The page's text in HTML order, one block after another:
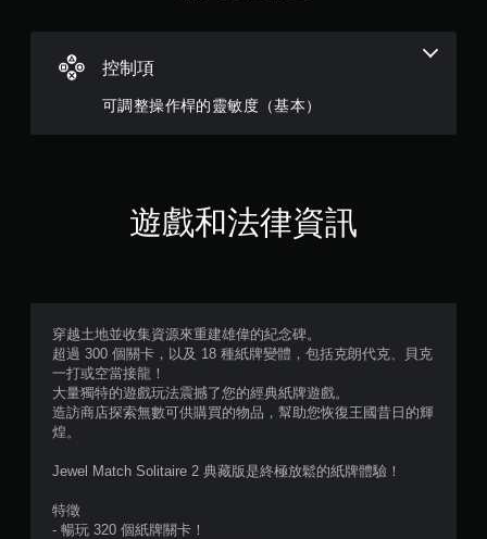
滿
5
2
8
控制項
可調整操作桿的靈敏度（基本）
遊戲和法律資訊
穿越土地並收集資源來重建雄偉的紀念碑。
超過 300 個關卡，以及 18 種紙牌變體，包括克朗代克、貝克
一打或空當接龍！
大量獨特的遊戲玩法震撼了您的經典紙牌遊戲。
造訪商店探索無數可供購買的物品，幫助您恢復王國昔日的輝
煌。
Jewel Match Solitaire 2 典藏版是終極放鬆的紙牌體驗！
特徵
- 暢玩 320 個紙牌關卡！